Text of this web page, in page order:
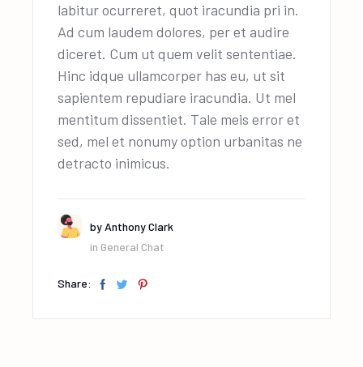
labitur ocurreret, quot iracundia pri in.
Ad cum laudem dolores, per et audire
diceret. Cum ut quem velit sententiae.
Hinc idque ullamcorper has eu, ut sit
sapientem repudiare iracundia. Ut mel
mentitum dissentiet. Tale meis error et
sed, mel et nonumy option urbanitas ne
detracto inimicus.
by Anthony Clark
in General Chat
Share: